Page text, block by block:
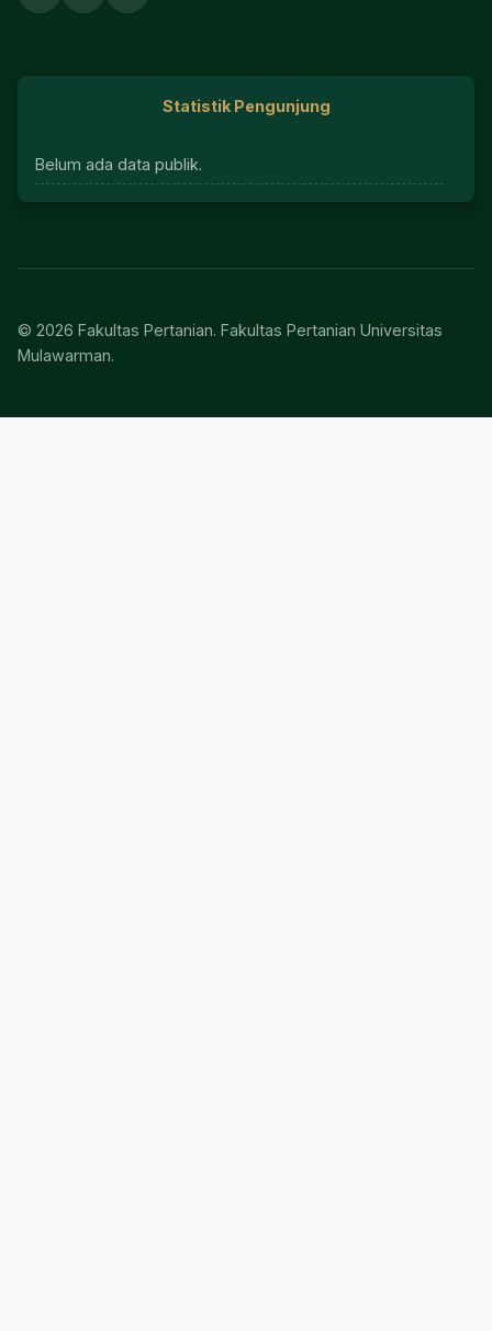
Statistik Pengunjung
Belum ada data publik.
© 2026 Fakultas Pertanian. Fakultas Pertanian Universitas
Mulawarman.